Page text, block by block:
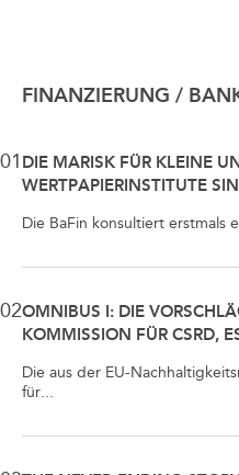
FINANZIERUNG /
01 DIE MARISK FÜR KLEINE
WERTPAPIERINSTITUTE
Die BaFin konsultiert erstmals
02OMNIBUS I: DIE
KOMMISSION FÜR CSRD,
Die aus der EU-
für...